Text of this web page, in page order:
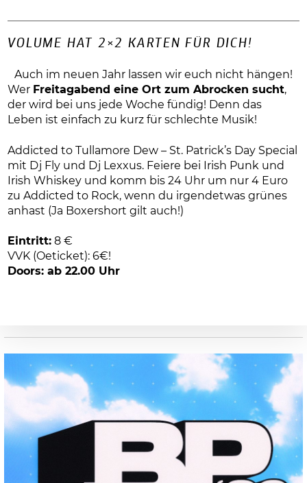
VOLUME HAT 2×2 KARTEN FÜR DICH!
Auch im neuen Jahr lassen wir euch nicht hängen!
Wer Freitagabend eine Ort zum Abrocken sucht,
der wird bei uns jede Woche fündig! Denn das
Leben ist einfach zu kurz für schlechte Musik!
Addicted to Tullamore Dew – St. Patrick’s Day Special
mit Dj Fly und Dj Lexxus. Feiere bei Irish Punk und
Irish Whiskey und komm bis 24 Uhr um nur 4 Euro
zu Addicted to Rock, wenn du irgendetwas grünes
anhast (Ja Boxershort gilt auch!)
Eintritt: 8 €
VVK (Oeticket): 6€!
Doors: ab 22.00 Uhr